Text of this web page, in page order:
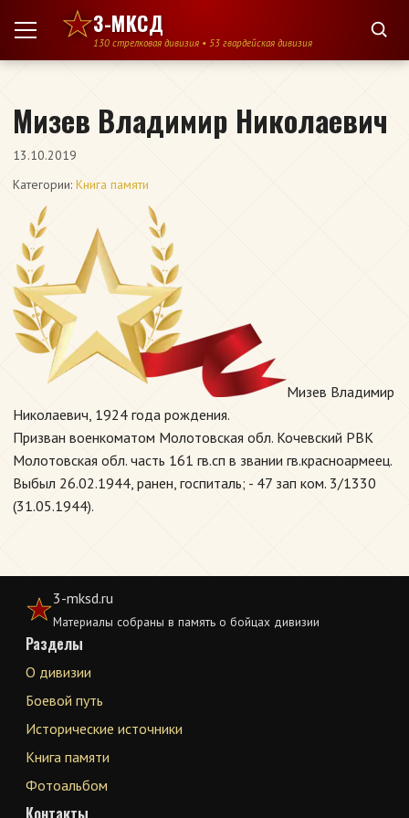
Перейти к содержимому
3-МКСД
130 стрелковая дивизия • 53 гвардейская дивизия
Мизев Владимир Николаевич
13.10.2019
Категории: Книга памяти
Мизев Владимир
Николаевич, 1924 года рождения.
Призван военкоматом Молотовская обл. Кочевский РВК
Молотовская обл. часть 161 гв.сп в звании гв.красноармеец.
Выбыл 26.02.1944, ранен, госпиталь; - 47 зап ком. 3/1330
(31.05.1944).
3-mksd.ru
Материалы собраны в память о бойцах дивизии
Разделы
О дивизии
Боевой путь
Исторические источники
Книга памяти
Фотоальбом
Контакты